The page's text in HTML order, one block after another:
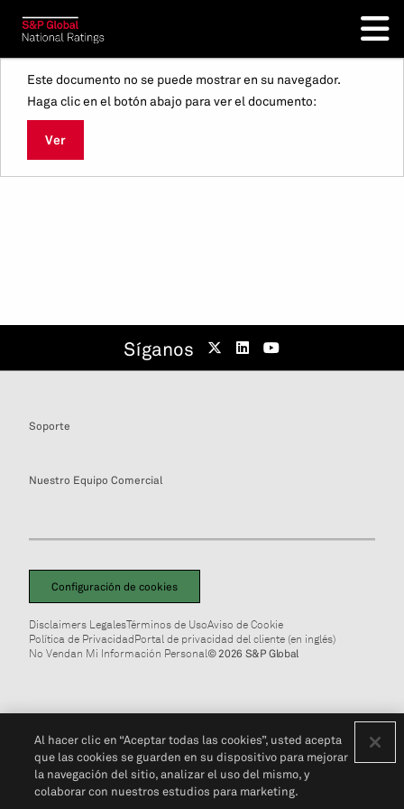
Este documento no se puede mostrar en su navegador.
Haga clic en el botón abajo para ver el documento:
Ver
Síganos
Soporte
Nuestro Equipo Comercial
Configuración de cookies
Disclaimers LegalesTérminos de UsoAviso de Cookie
Política de PrivacidadPortal de privacidad del cliente (en inglés)
No Vendan Mi Información Personal© 2026 S&P Global
Al hacer clic en “Aceptar todas las cookies”, usted acepta
que las cookies se guarden en su dispositivo para mejorar
la navegación del sitio, analizar el uso del mismo, y
colaborar con nuestros estudios para marketing.